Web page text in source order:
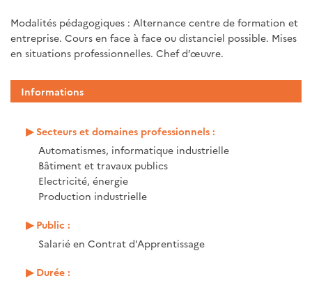
Modalités pédagogiques : Alternance centre de formation et
entreprise. Cours en face à face ou distanciel possible. Mises
en situations professionnelles. Chef d’œuvre.
Informations
Secteurs et domaines professionnels :
Automatismes, informatique industrielle
Bâtiment et travaux publics
Electricité, énergie
Production industrielle
Public :
Salarié en Contrat d'Apprentissage
Durée :